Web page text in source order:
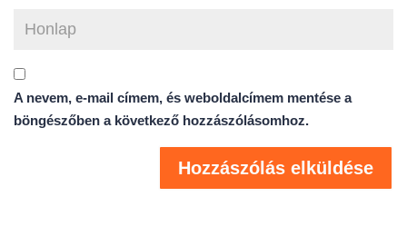
A nevem, e-mail címem, és weboldalcímem mentése a
böngészőben a következő hozzászólásomhoz.